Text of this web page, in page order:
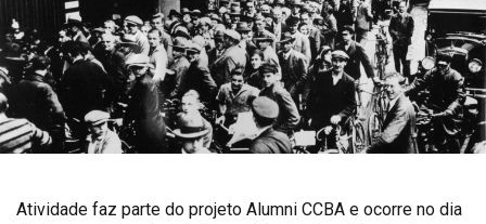
Atividade faz parte do projeto Alumni CCBA e ocorre no dia